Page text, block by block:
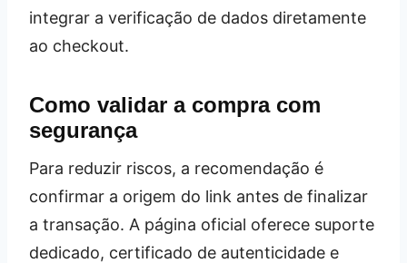
integrar a verificação de dados diretamente
ao checkout.
Como validar a compra com
segurança
Para reduzir riscos, a recomendação é
confirmar a origem do link antes de finalizar
a transação. A página oficial oferece suporte
dedicado, certificado de autenticidade e